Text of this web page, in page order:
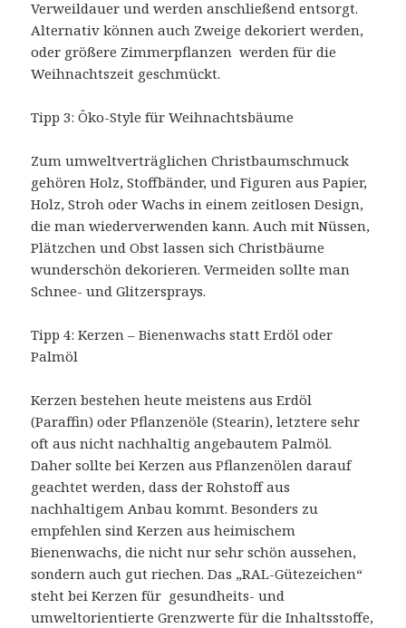
Verweildauer und werden anschließend entsorgt.
Alternativ können auch Zweige dekoriert werden,
oder größere Zimmerpflanzen werden für die
Weihnachtszeit geschmückt.
Tipp 3: Öko-Style für Weihnachtsbäume
Zum umweltverträglichen Christbaumschmuck
gehören Holz, Stoffbänder, und Figuren aus Papier,
Holz, Stroh oder Wachs in einem zeitlosen Design,
die man wiederverwenden kann. Auch mit Nüssen,
Plätzchen und Obst lassen sich Christbäume
wunderschön dekorieren. Vermeiden sollte man
Schnee- und Glitzersprays.
Tipp 4: Kerzen – Bienenwachs statt Erdöl oder
Palmöl
Kerzen bestehen heute meistens aus Erdöl
(Paraffin) oder Pflanzenöle (Stearin), letztere sehr
oft aus nicht nachhaltig angebautem Palmöl.
Daher sollte bei Kerzen aus Pflanzenölen darauf
geachtet werden, dass der Rohstoff aus
nachhaltigem Anbau kommt. Besonders zu
empfehlen sind Kerzen aus heimischem
Bienenwachs, die nicht nur sehr schön aussehen,
sondern auch gut riechen. Das „RAL-Gütezeichen“
steht bei Kerzen für gesundheits- und
umweltorientierte Grenzwerte für die Inhaltsstoffe,